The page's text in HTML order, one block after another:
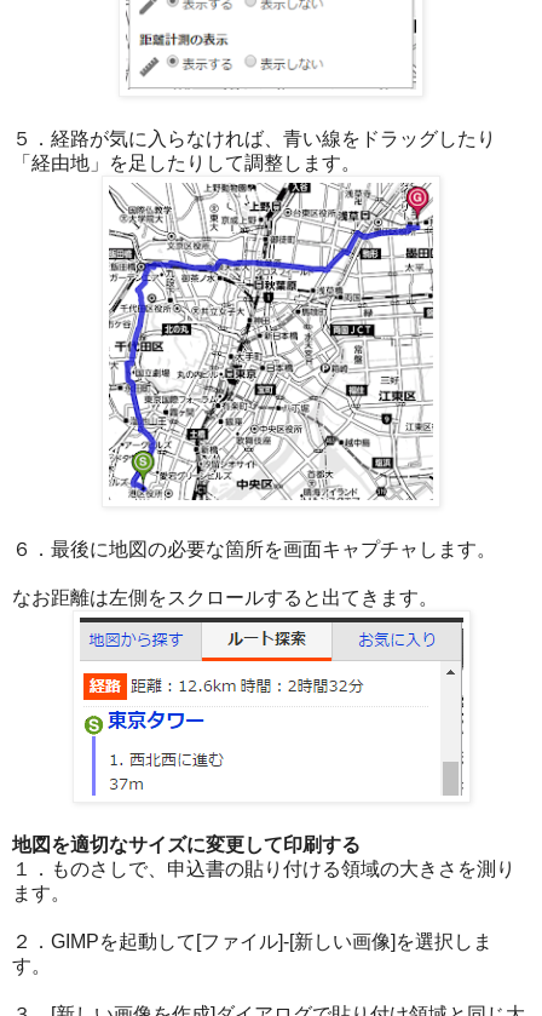
５．経路が気に入らなければ、青い線をドラッグしたり
「経由地」を足したりして調整します。
６．最後に地図の必要な箇所を画面キャプチャします。
なお距離は左側をスクロールすると出てきます。
地図を適切なサイズに変更して印刷する
１．ものさしで、申込書の貼り付ける領域の大きさを測り
ます。
２．GIMPを起動して[ファイル]-[新しい画像]を選択しま
す。